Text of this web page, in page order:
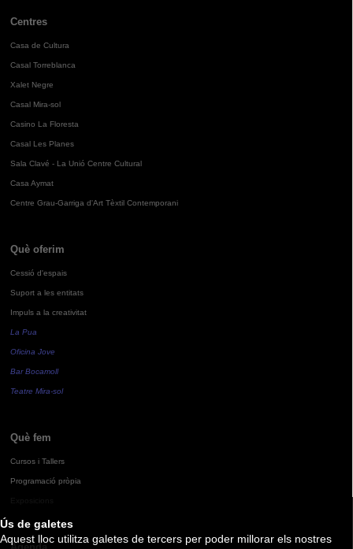
Ús de galetes
Aquest lloc utilitza galetes de tercers per poder millorar els nostres
Centres
Casa de Cultura
Casal Torreblanca
Xalet Negre
Casal Mira-sol
Casino La Floresta
Casal Les Planes
Sala Clavé - La Unió Centre Cultural
Casa Aymat
Centre Grau-Garriga d'Art Tèxtil Contemporani
Què oferim
Cessió d'espais
Suport a les entitats
Impuls a la creativitat
La Pua
Oficina Jove
Bar Bocamoll
Teatre Mira-sol
Què fem
Cursos i Tallers
Programació pròpia